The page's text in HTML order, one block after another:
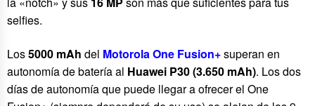
selfies.
Los5000 mAh del Motorola One Fusion+superan en
autonomía de batería al Huawei P30 (3.650 mAh). Los dos
días de autonomía que puede llegar a ofrecer el One